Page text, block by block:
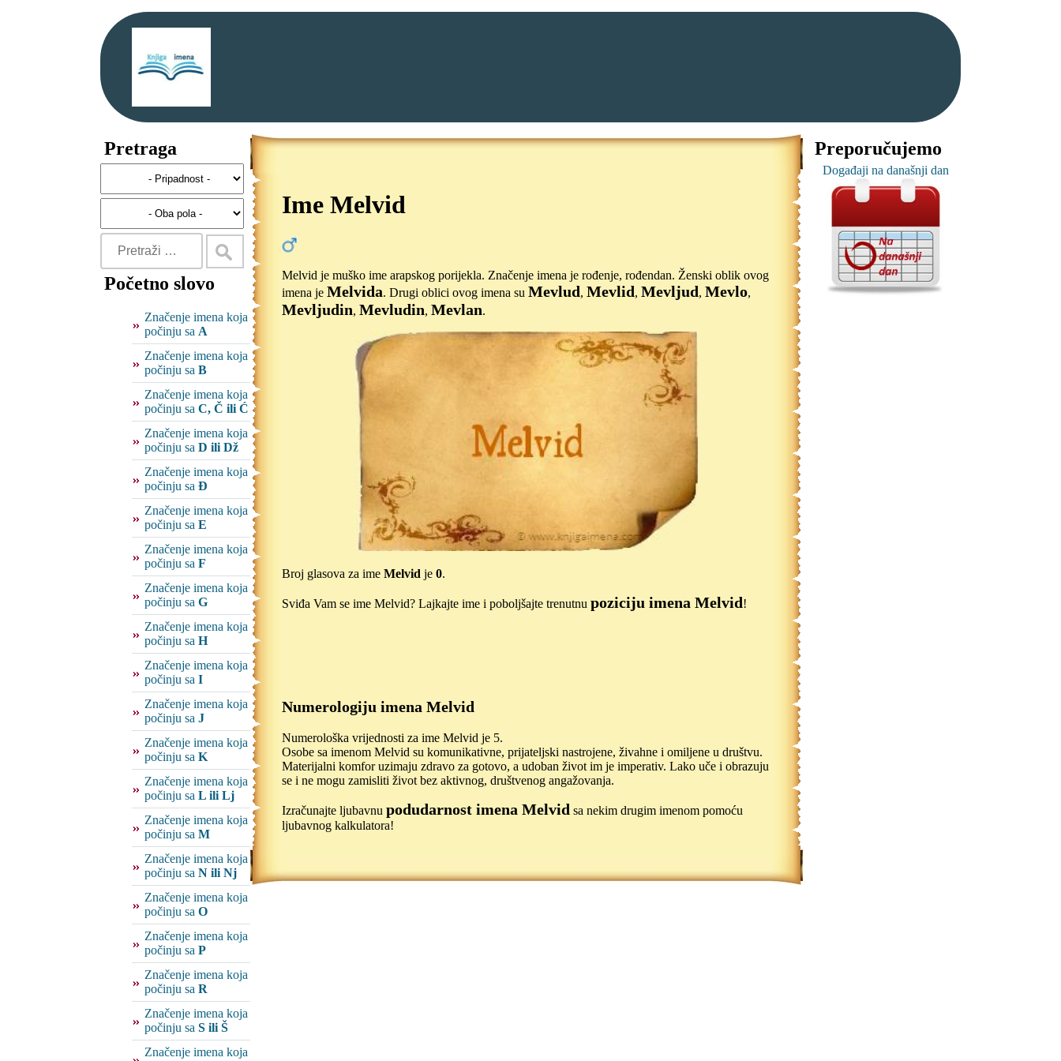
Pretraga
Početno slovo
Značenje imena koja
počinju sa A
Značenje imena koja
počinju sa B
Značenje imena koja
počinju sa C, Č ili Ć
Značenje imena koja
počinju sa D ili Dž
Značenje imena koja
počinju sa Đ
Značenje imena koja
počinju sa E
Značenje imena koja
počinju sa F
Značenje imena koja
počinju sa G
Značenje imena koja
počinju sa H
Značenje imena koja
počinju sa I
Značenje imena koja
počinju sa J
Značenje imena koja
počinju sa K
Značenje imena koja
počinju sa L ili Lj
Značenje imena koja
počinju sa M
Značenje imena koja
počinju sa N ili Nj
Značenje imena koja
počinju sa O
Značenje imena koja
počinju sa P
Značenje imena koja
počinju sa R
Značenje imena koja
počinju sa S ili Š
Značenje imena koja
Ime Melvid
Melvid je muško ime arapskog porijekla. Značenje imena je rođenje, rođendan. Ženski oblik ovog
imena je Melvida. Drugi oblici ovog imena su Mevlud, Mevlid, Mevljud, Mevlo,
Mevljudin, Mevludin, Mevlan.
Broj glasova za ime Melvid je 0.
Sviđa Vam se ime Melvid? Lajkajte ime i poboljšajte trenutnu poziciju imena Melvid!
Numerologiju imena Melvid
Numerološka vrijednosti za ime Melvid je 5.
Osobe sa imenom Melvid su komunikativne, prijateljski nastrojene, živahne i omiljene u društvu.
Materijalni komfor uzimaju zdravo za gotovo, a udoban život im je imperativ. Lako uče i obrazuju
se i ne mogu zamisliti život bez aktivnog, društvenog angažovanja.
Izračunajte ljubavnu podudarnost imena Melvid sa nekim drugim imenom pomoću
ljubavnog kalkulatora!
Preporučujemo
Događaji na današnji dan